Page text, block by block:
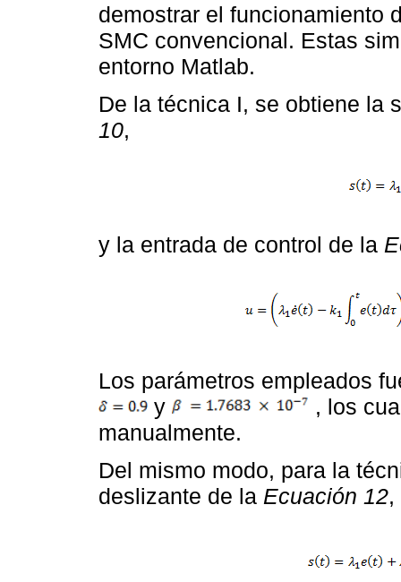
demostrar el funcionamiento
SMC convencional. Estas
entorno Matlab.
De la técnica I, se obtiene la
10,
y la entrada de control de la
Los parámetros empleados
y
, los
manualmente.
Del mismo modo, para la
deslizante de la Ecuación 12,